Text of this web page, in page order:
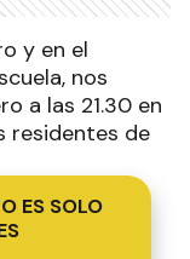
y en el
nos
a las 21.30 en
residentes de
ES SOLO